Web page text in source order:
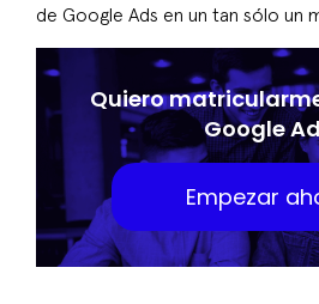
de Google Ads en un tan sólo un
Quiero
Google
Empezar